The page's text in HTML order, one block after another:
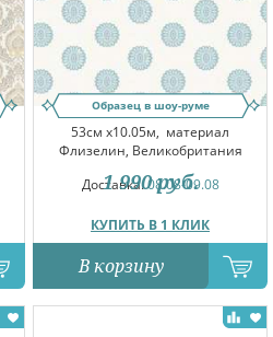
Образец в шоу-руме
53см x10.05м, материал
Флизелин, Великобритания
Доставка:08.08-09.08
КУПИТЬ В 1 КЛИК
1 990 руб.
В корзину